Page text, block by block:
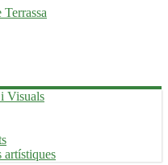
Visuals
artístiques